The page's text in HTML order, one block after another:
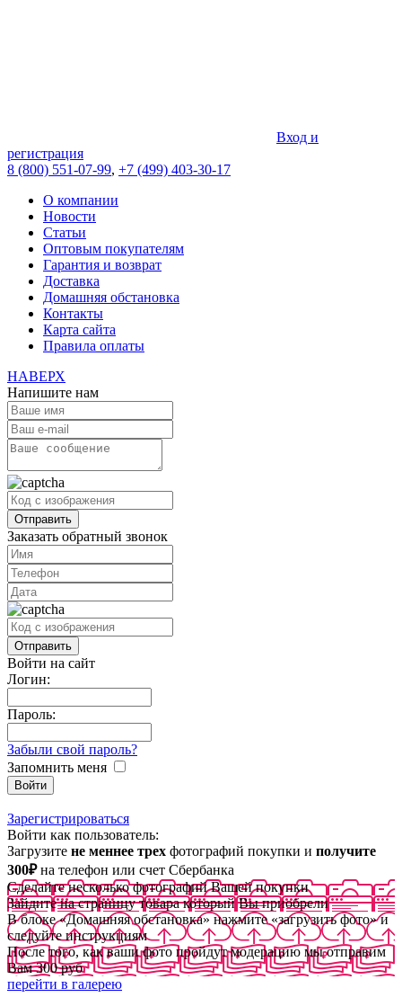
Вход и
регистрация
8 (800) 551-07-99, +7 (499) 403-30-17
О компании
Новости
Статьи
Оптовым покупателям
Гарантия и возврат
Доставка
Домашняя обстановка
Контакты
Карта сайта
Правила оплаты
НАВЕРХ
Напишите нам
Заказать обратный звонок
Войти на сайт
Логин:
Пароль:
Забыли свой пароль?
Запомнить меня
Зарегистрироваться
Войти как пользователь:
Загрузите не меннее трех фотографий покупки и получите
300₽на телефон или счет Сбербанка
Сделайте несколько фотографий Вашей покупки
Зайдите на страницу товара который Вы приобрели
В блоке «Домашняя обстановка» нажмите «загрузить фото» и
следуйте инструкциям
После того, как ваши фото пройдут модерацию мы отправим
Вам 300 руб
перейти в галерею